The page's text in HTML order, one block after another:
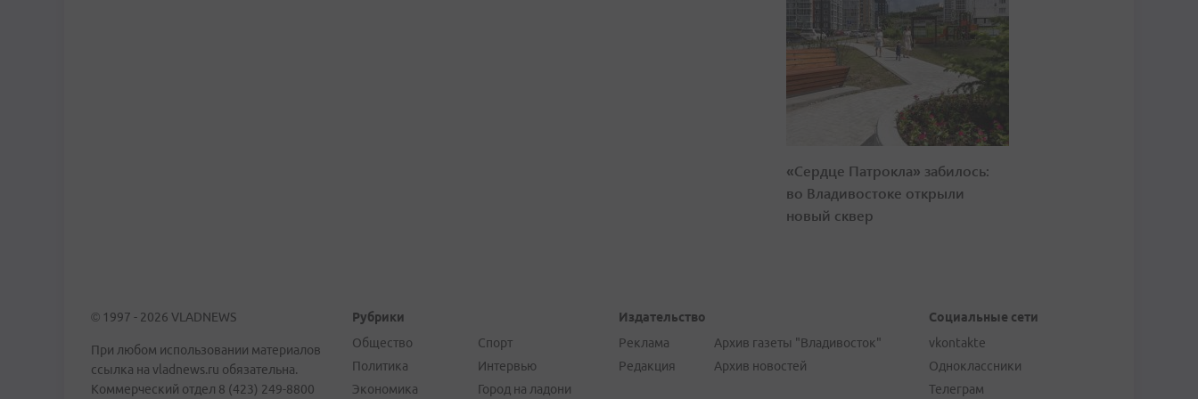
«Сердце Патрокла» забилось:
во Владивостоке открыли
новый сквер
© 1997 - 2026 VLADNEWS
При любом использовании материалов
ссылка на vladnews.ru обязательна.
Коммерческий отдел 8 (423) 249-8800
Рубрики
Общество
Политика
Экономика
Спорт
Интервью
Город на ладони
Издательство
Реклама
Редакция
Архив газеты "Владивосток"
Архив новостей
Социальные сети
vkontakte
Одноклассники
Телеграм